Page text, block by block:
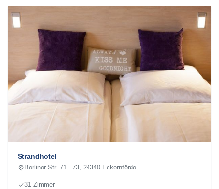
Strandhotel
Berliner Str. 71 - 73, 24340 Eckernförde
31 Zimmer